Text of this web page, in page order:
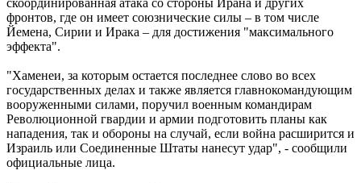
фронтов, где он имеет союзнические силы – в том числе
Йемена, Сирии и Ирака – для достижения "максимального
эффекта".
"Хаменеи, за которым остается последнее слово во всех
государственных делах и также является главнокомандующим
вооруженными силами, поручил военным командирам
Революционной гвардии и армии подготовить планы как
нападения, так и обороны на случай, если война расширится и
Израиль или Соединенные Штаты нанесут удар", - сообщили
официальные лица.